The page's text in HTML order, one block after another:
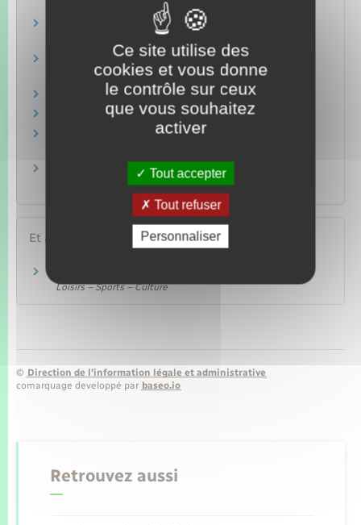
Détenir une arme pour le tir sportif : quelles
Comment faire si vous trouvez ou si vous
héritez d'une arme ?
Qui peut porter et transporter une arme ?
Un mineur peut-il détenir une arme ?
Détention d'une arme : faut-il signaler son
Que faire en cas de vol ou de perte d'une arme
Et aussi
Loisirs – Sports – Culture
© Direction de l’information légale et administrative
comarquage developpé par baseo.io
Retrouvez aussi
Ce site utilise des
cookies et vous donne
le contrôle sur ceux
que vous souhaitez
activer
Tout accepter
Tout refuser
Personnaliser